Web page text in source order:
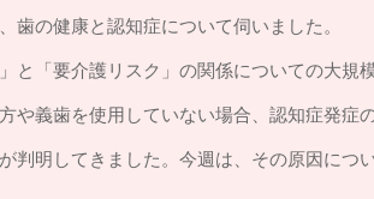
歯の健康と認知症について伺いました。
と「要介護リスク」の関係についての大規
や義歯を使用していない場合、認知症発症
判明してきました。今週は、その原因につ